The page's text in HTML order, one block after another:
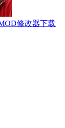
修改器下载